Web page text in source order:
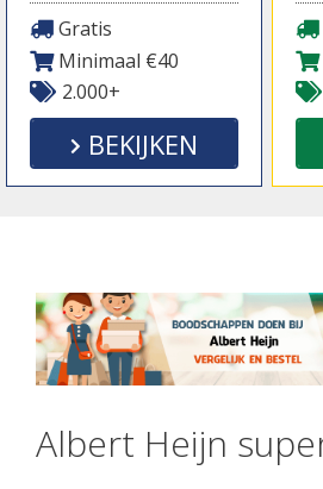
Gratis
Minimaal €40
2.000+
BEKIJKEN
Albert Heijn